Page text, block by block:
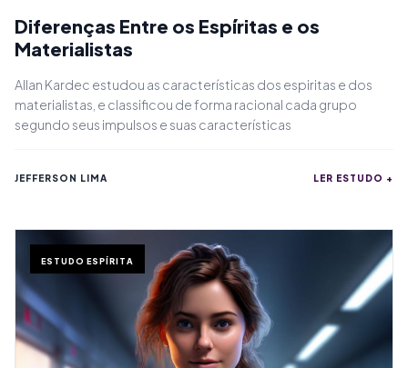
Diferenças Entre os Espíritas e os
Materialistas
Allan Kardec estudou as características dos espiritas e dos
materialistas, e classificou de forma racional cada grupo
segundo seus impulsos e suas características
JEFFERSON LIMA LER ESTUDO +
ESTUDO ESPÍRITA